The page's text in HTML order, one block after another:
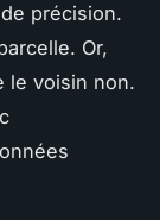
précision.
Or,
le voisin non.